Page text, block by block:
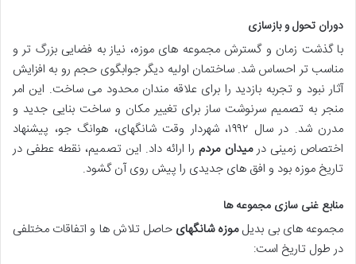
دوران تحول و بازسازی
با گذشت زمان و گسترش مجموعه های موزه، نیاز به فضایی بزرگ تر و
مناسب تر احساس شد. ساختمان اولیه دیگر جوابگوی حجم رو به افزایش
آثار نبود و تجربه بازدید را برای علاقه مندان محدود می ساخت. این امر
منجر به تصمیم سرنوشت ساز برای تغییر مکان و ساخت بنایی جدید و
مدرن شد. در سال ۱۹۹۲، شهردار وقت شانگهای، هوانگ جو، پیشنهاد
اختصاص زمینی درمیدان مردم را ارائه داد. این تصمیم، نقطه عطفی در
تاریخ موزه بود و افق های جدیدی را پیش روی آن گشود.
منابع غنی سازی مجموعه ها
مجموعه های بی بدیلموزه شانگهای حاصل تلاش ها و اتفاقات مختلفی
در طول تاریخ است: